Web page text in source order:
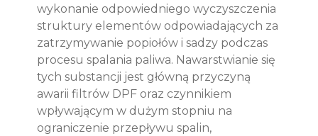
wykonanie odpowiedniego wyczyszczenia
struktury elementów odpowiadających za
zatrzymywanie popiołów i sadzy podczas
procesu spalania paliwa. Nawarstwianie się
tych substancji jest główną przyczyną
awarii filtrów DPF oraz czynnikiem
wpływającym w dużym stopniu na
ograniczenie przepływu spalin,